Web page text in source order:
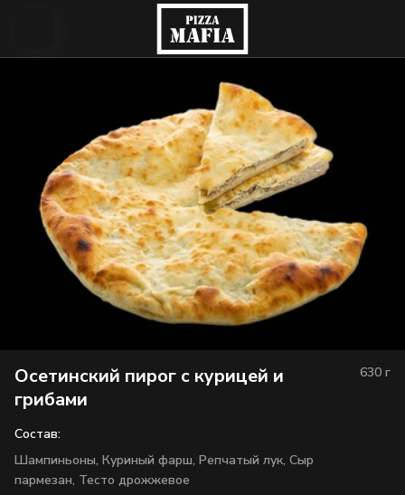
Осетинский пирог с курицей и
грибами
630 г
Состав:
Шампиньоны, Куриный фарш, Репчатый лук, Сыр
пармезан, Тесто дрожжевое